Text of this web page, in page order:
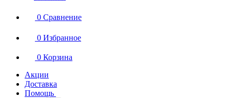
0 Сравнение
0 Избранное
0 Корзина
Акции
Доставка
Помощь